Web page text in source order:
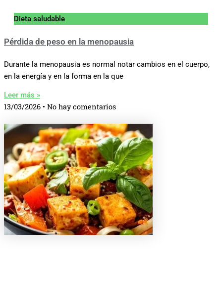
Dieta saludable
Pérdida de peso en la menopausia
Durante la menopausia es normal notar cambios en el cuerpo,
en la energía y en la forma en la que
Leer más »
13/03/2026 No hay comentarios